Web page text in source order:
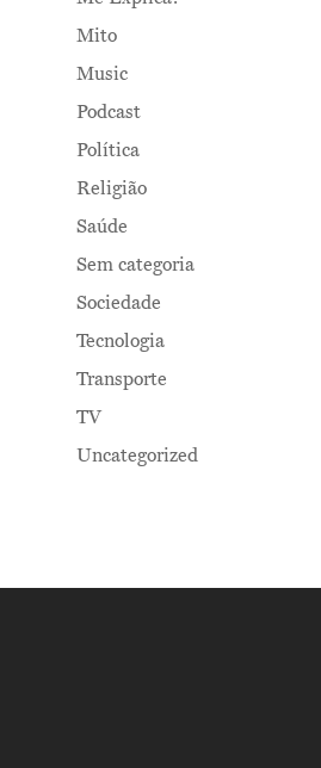
Mito
Music
Podcast
Política
Religião
Saúde
Sem categoria
Sociedade
Tecnologia
Transporte
TV
Uncategorized